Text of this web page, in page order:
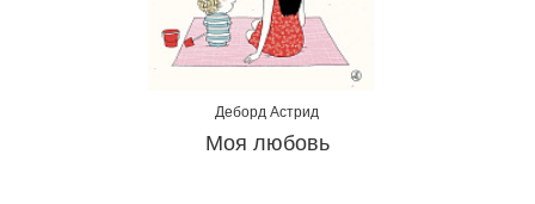
Деборд Астрид
Моя любовь